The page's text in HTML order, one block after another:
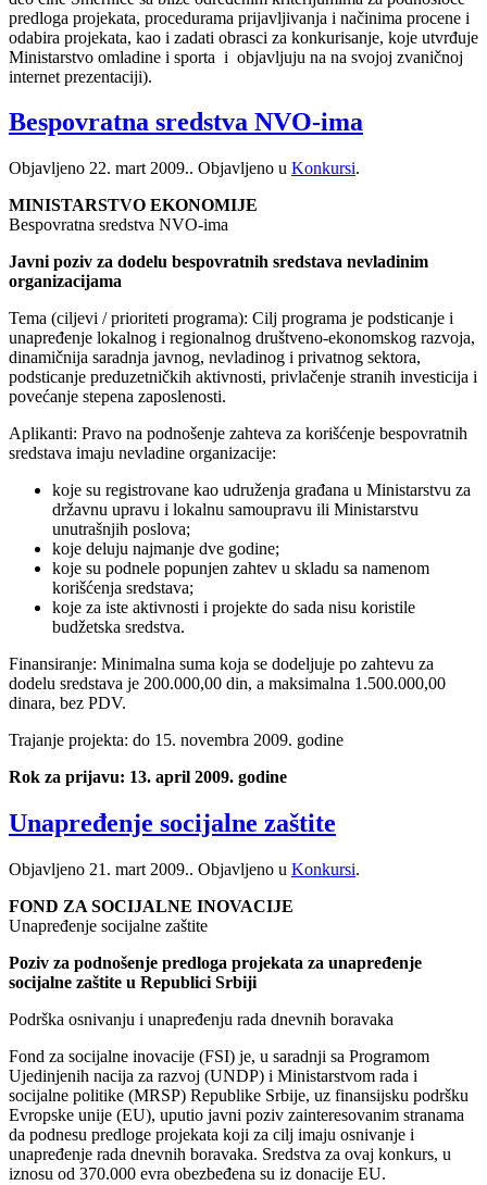
predloga projekata, procedurama prijavljivanja i načinima procene i
odabira projekata, kao i zadati obrasci za konkurisanje, koje utvrđuje
Ministarstvo omladine i sporta i objavljuju na na svojoj zvaničnoj
internet prezentaciji).
Bespovratna sredstva NVO-ima
Objavljeno 22. mart 2009.. Objavljeno u Konkursi.
MINISTARSTVO EKONOMIJE
Bespovratna sredstva NVO-ima
Javni poziv za dodelu bespovratnih sredstava nevladinim
organizacijama
Tema (ciljevi / prioriteti programa): Cilj programa je podsticanje i
unapređenje lokalnog i regionalnog društveno-ekonomskog razvoja,
dinamičnija saradnja javnog, nevladinog i privatnog sektora,
podsticanje preduzetničkih aktivnosti, privlačenje stranih investicija i
povećanje stepena zaposlenosti.
Aplikanti: Pravo na podnošenje zahteva za korišćenje bespovratnih
sredstava imaju nevladine organizacije:
koje su registrovane kao udruženja građana u Ministarstvu za
državnu upravu i lokalnu samoupravu ili Ministarstvu
unutrašnjih poslova;
koje deluju najmanje dve godine;
koje su podnele popunjen zahtev u skladu sa namenom
korišćenja sredstava;
koje za iste aktivnosti i projekte do sada nisu koristile
budžetska sredstva.
Finansiranje: Minimalna suma koja se dodeljuje po zahtevu za
dodelu sredstava je 200.000,00 din, a maksimalna 1.500.000,00
dinara, bez PDV.
Trajanje projekta: do 15. novembra 2009. godine
Rok za prijavu: 13. april 2009. godine
Unapređenje socijalne zaštite
Objavljeno 21. mart 2009.. Objavljeno u Konkursi.
FOND ZA SOCIJALNE INOVACIJE
Unapređenje socijalne zaštite
Poziv za podnošenje predloga projekata za unapređenje
socijalne zaštite u Republici Srbiji
Podrška osnivanju i unapređenju rada dnevnih boravaka
Fond za socijalne inovacije (FSI) je, u saradnji sa Programom
Ujedinjenih nacija za razvoj (UNDP) i Ministarstvom rada i
socijalne politike (MRSP) Republike Srbije, uz finansijsku podršku
Evropske unije (EU), uputio javni poziv zainteresovanim stranama
da podnesu predloge projekata koji za cilj imaju osnivanje i
unapređenje rada dnevnih boravaka. Sredstva za ovaj konkurs, u
iznosu od 370.000 evra obezbeđena su iz donacije EU.